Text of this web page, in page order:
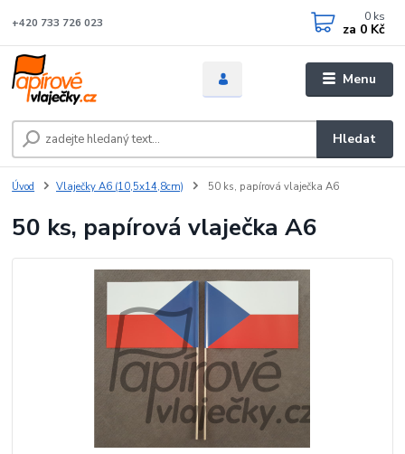
Menu
Hledat
+420 733 726 023 0 ks
za 0 Kč
Úvod Vlaječky A6 (10,5x14,8cm) 50 ks, papírová vlaječka A6
50 ks, papírová vlaječka A6